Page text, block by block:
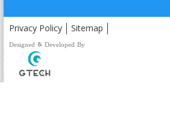
Privacy Policy Sitemap
Designed & Developed By